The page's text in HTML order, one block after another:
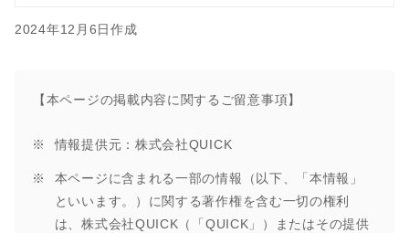
2024年12月6日作成
【本ページの掲載内容に関するご留意事項】
情報提供元：株式会社QUICK
本ページに含まれる一部の情報（以下、「本情報」
といいます。）に関する著作権を含む一切の権利
は、株式会社QUICK（「QUICK」）またはその提供